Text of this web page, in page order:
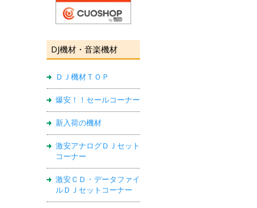
DJ機材・音楽機材
ＤＪ機材ＴＯＰ
爆安！！セールコーナー
新入荷の機材
激安アナログＤＪセット
コーナー
激安ＣＤ・データファイ
ルＤＪセットコーナー